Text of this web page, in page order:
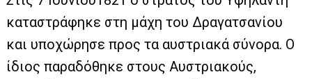
καταστράφηκε στη μάχη του Δραγατσανίου
και υποχώρησε προς τα αυστριακά σύνορα. Ο
ίδιος παραδόθηκε στους Αυστριακούς,